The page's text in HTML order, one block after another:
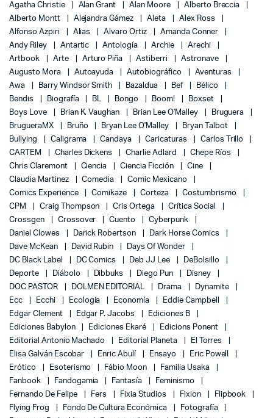
Agatha Christie
Alan Grant Alan Moore
Alberto Breccia
Alberto Montt
Alejandra Gámez Aleta
Alex Ross
Alfonso Azpiri
Alias Alvaro Ortiz
Amanda Conner
Andy Riley
Antartic Antología Archie
Arechi
Artbook
Arte Arturo Piña Astiberri
Astronave
Augusto Mora
Autoayuda Autobiográfico
Aventuras
Awa
Barry Windsor Smith Bazaldua Bef
Bélico
Bendis
Biografía BL Bongo Boom!
Boxset
Boys Love
Brian K. Vaughan Brian Lee O'Malley
Bruguera
BrugueraMX
Bruño Bryan Lee O'Malley
Bryan Talbot
Bullying
Caligrama Candaya Caricaturas
Carlos Trillo
CARTEM
Charles Dickens Charlie Adlard
Chepe Ríos
Chris Claremont
Ciencia Ciencia Ficción
Cine
Claudia Martinez
Comedia
Comic Mexicano
Comics Experience
Comikaze Corteza
Costumbrismo
CPM
Craig Thompson Cris Ortega
Crítica Social
Crossgen
Crossover Cuento
Cyberpunk
Daniel Clowes
Darick Robertson
Dark Horse Comics
Dave McKean
David Rubin
Days Of Wonder
DC Black Label
DC Comics Deb JJ Lee
DeBolsillo
Deporte
Diábolo Dibbuks Diego Pun
Disney
DOC PASTOR
DOLMEN EDITORIAL Drama
Dynamite
Ecc
Ecchi Ecología Economía
Eddie Campbell
Edgar Clement
Edgar P. Jacobs
Ediciones B
Ediciones Babylon
Ediciones Ekaré
Edicions Ponent
Editorial Antonio Machado
Editorial Planeta
El Torres
Elisa Galván Escobar
Enric Abulí Ensayo
Eric Powell
Erótico
Esoterismo Fábio Moon
Familia Usaka
Fanbook
Fandogamia Fantasía
Feminismo
Fernando De Felipe
Fers Fixia Studios Fixion
Flipbook
Flying Frog
Fondo De Cultura Económica
Fotografía